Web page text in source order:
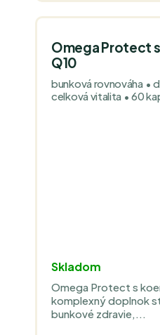
Omega Protect
Q10
bunková rovnováha •
celková vitalita • 60
Skladom
Omega Protect s
komplexný doplnok
bunkové zdravie,...